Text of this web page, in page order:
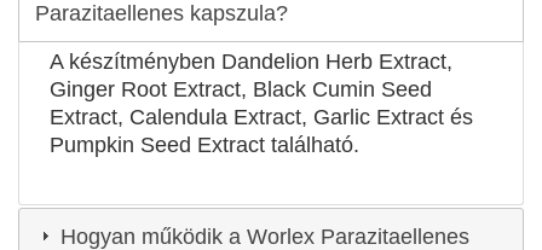
Parazitaellenes kapszula?
A készítményben Dandelion Herb Extract,
Ginger Root Extract, Black Cumin Seed
Extract, Calendula Extract, Garlic Extract és
Pumpkin Seed Extract található.
Hogyan működik a Worlex Parazitaellenes